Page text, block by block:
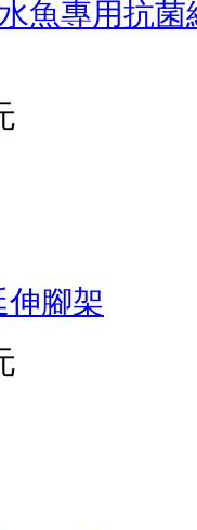
魚專用抗
伸腳架